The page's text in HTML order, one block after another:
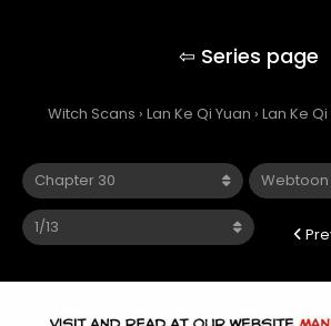
Witch Scans › Lan Ke Qi Yuan › Lan Ke